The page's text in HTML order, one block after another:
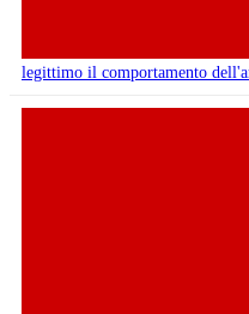
legittimo il comportamento